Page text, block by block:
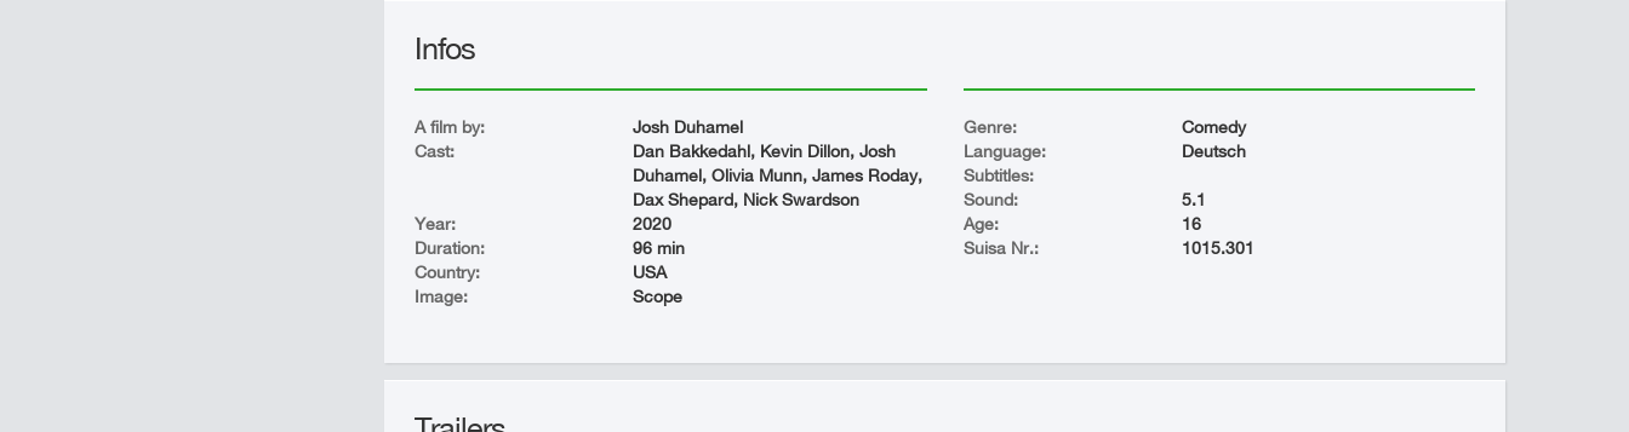
Infos
A film by:
Josh Duhamel
Cast:
Dan Bakkedahl, Kevin Dillon, Josh
Duhamel, Olivia Munn, James Roday,
Dax Shepard, Nick Swardson
Year:
2020
Duration:
96 min
Country:
USA
Image:
Scope
Genre:
Comedy
Language:
Deutsch
Subtitles:
Sound:
5.1
Age:
16
Suisa Nr.:
1015.301